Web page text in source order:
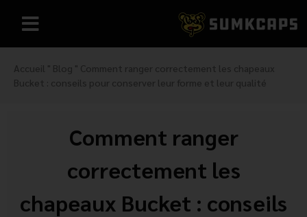
Accueil " Blog " Comment ranger correctement les chapeaux
Bucket : conseils pour conserver leur forme et leur qualité
Comment ranger
correctement les
chapeaux Bucket : conseils